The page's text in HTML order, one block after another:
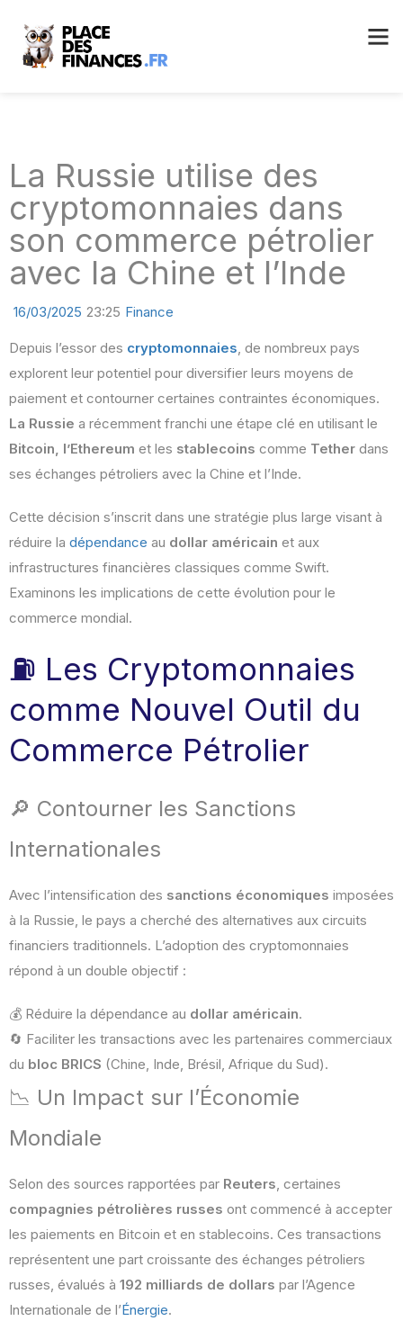
La Russie utilise des
cryptomonnaies dans
son commerce pétrolier
avec la Chine et l’Inde
16/03/2025 23:25 Finance
Depuis l’essor des cryptomonnaies, de nombreux pays
explorent leur potentiel pour diversifier leurs moyens de
paiement et contourner certaines contraintes économiques.
La Russie a récemment franchi une étape clé en utilisant le
Bitcoin, l’Ethereum et les stablecoins comme Tether dans
ses échanges pétroliers avec la Chine et l’Inde.
Cette décision s’inscrit dans une stratégie plus large visant à
réduire la dépendance au dollar américain et aux
infrastructures financières classiques comme Swift.
Examinons les implications de cette évolution pour le
commerce mondial.
⛽ Les Cryptomonnaies
comme Nouvel Outil du
Commerce Pétrolier
🔎 Contourner les Sanctions
Internationales
Avec l’intensification des sanctions économiques imposées
à la Russie, le pays a cherché des alternatives aux circuits
financiers traditionnels. L’adoption des cryptomonnaies
répond à un double objectif :
💰 Réduire la dépendance au dollar américain.
🔄 Faciliter les transactions avec les partenaires commerciaux
du bloc BRICS (Chine, Inde, Brésil, Afrique du Sud).
📉 Un Impact sur l’Économie
Mondiale
Selon des sources rapportées par Reuters, certaines
compagnies pétrolières russes ont commencé à accepter
les paiements en Bitcoin et en stablecoins. Ces transactions
représentent une part croissante des échanges pétroliers
russes, évalués à 192 milliards de dollars par l’Agence
Internationale de l’Énergie.